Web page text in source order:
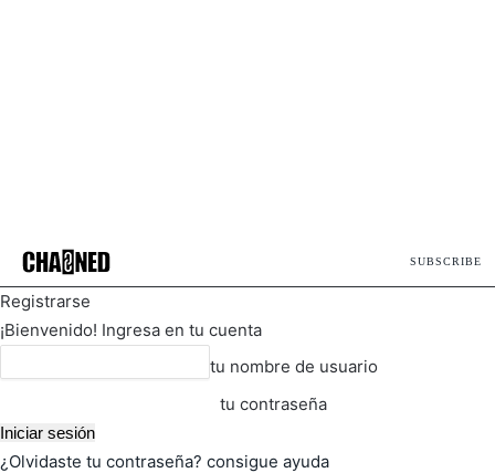
SUBSCRIBE
Registrarse
¡Bienvenido! Ingresa en tu cuenta
tu nombre de usuario
tu contraseña
¿Olvidaste tu contraseña? consigue ayuda